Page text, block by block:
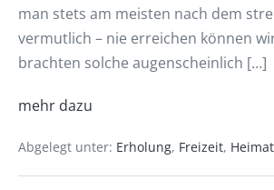
man stets am meisten nach dem
vermutlich – nie erreichen können
brachten solche augenscheinlich […]
mehr dazu
Abgelegt unter: Erholung, Freizeit, Heimat